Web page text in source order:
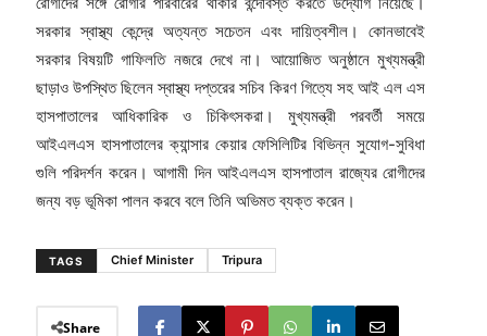
সরকার স্বাস্থ্য কেন্দ্রে অত্যন্ত সচেতন এবং দায়িত্বশীল। কোনভাবেই
সরকার বিষয়টি গাফিলতি নজরে দেখে না। আয়োজিত অনুষ্ঠানে মুখ্যমন্ত্রী
ছাড়াও উপস্থিত ছিলেন স্বাস্থ্য দপ্তরের সচিব কিরণ গিত্যে সহ আই এল এস
হাসপাতালের আধিকারিক ও চিকিৎসকরা। মুখ্যমন্ত্রী পরবর্তী সময়ে
আইএলএস হাসপাতালের ক্যান্সার কেয়ার ফেসিলিটির বিভিন্ন সুযোগ-সুবিধা
গুলি পরিদর্শন করেন। আগামী দিন আইএলএস হাসপাতাল রাজ্যের রোগীদের
জন্য বড় ভূমিকা পালন করবে বলে তিনি অভিমত ব্যক্ত করেন।
TAGS Chief Minister Tripura
Share